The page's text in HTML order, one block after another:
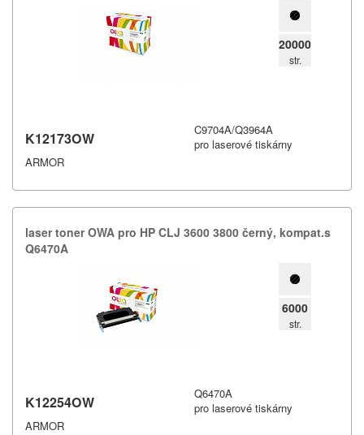
20000
str.
K12173OW
ARMOR
C9704A/Q3964A
pro laserové tiskárny
laser toner OWA pro HP CLJ 3600 3800 černý,​ kompat.​s
Q6470A
6000
str.
K12254OW
ARMOR
Q6470A
pro laserové tiskárny